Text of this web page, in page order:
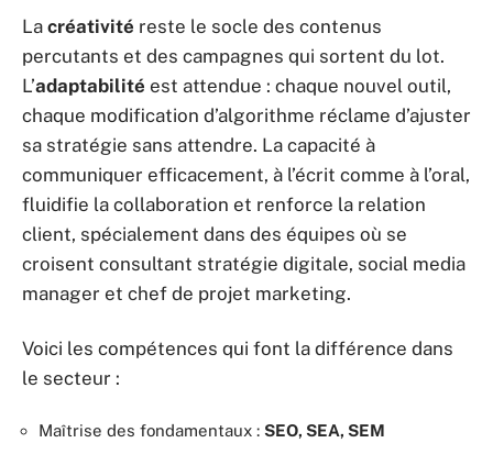
La créativité reste le socle des contenus
percutants et des campagnes qui sortent du lot.
L’adaptabilité est attendue : chaque nouvel outil,
chaque modification d’algorithme réclame d’ajuster
sa stratégie sans attendre. La capacité à
communiquer efficacement, à l’écrit comme à l’oral,
fluidifie la collaboration et renforce la relation
client, spécialement dans des équipes où se
croisent consultant stratégie digitale, social media
manager et chef de projet marketing.
Voici les compétences qui font la différence dans
le secteur :
Maîtrise des fondamentaux : SEO, SEA, SEM